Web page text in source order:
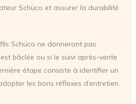
Schüco et assurer la durabilité
Schüco ne donneront pas
bâclée ou si le suivi après-vente
étape consiste à identifier un
les bons réflexes d’entretien.